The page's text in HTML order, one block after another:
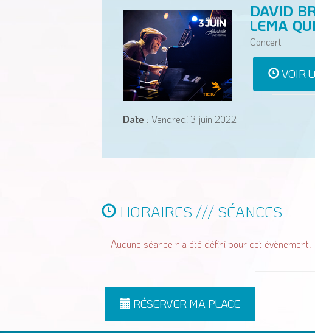
DAVID
LEMA
Concert
VOIR
Date : Vendredi 3 juin 2022
HORAIRES /// SÉANCES
Aucune séance n'a été défini pour cet évènement.
RÉSERVER MA PLACE